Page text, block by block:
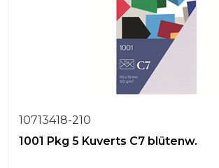
10713418-210
1001 Pkg 5 Kuverts C7 blütenw.